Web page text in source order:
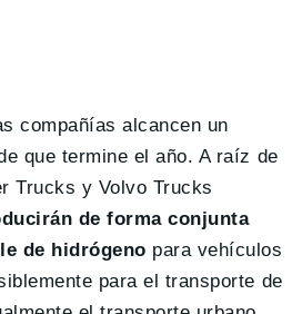
compañías alcancen un
que termine el año. A raíz de
Trucks y Volvo Trucks
de forma conjunta
de hidrógeno para vehículos
para el transporte de